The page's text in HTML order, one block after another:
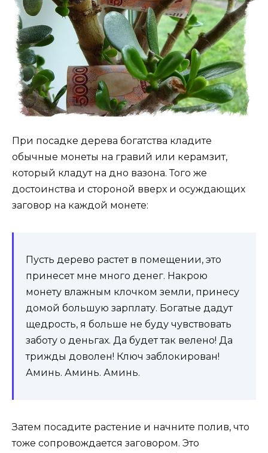
При посадке дерева богатства кладите
обычные монеты на гравий или керамзит,
который кладут на дно вазона. Того же
достоинства и стороной вверх и осуждающих
заговор на каждой монете:
Пусть дерево растет в помещении, это
принесет мне много денег. Накрою
монету влажным клочком земли, принесу
домой большую зарплату. Богатые дадут
щедрость, я больше не буду чувствовать
заботу о деньгах. Да будет так велено! Да
трижды доволен! Ключ заблокирован!
Аминь. Аминь. Аминь.
Затем посадите растение и начните полив, что
тоже сопровождается заговором. Это